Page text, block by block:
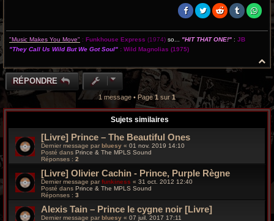
"Music Makes You Move" : Funkhouse Express (1974) so... "HIT THAT ONE!" : JB
"They Call Us Wild But We Got Soul" : Wild Magnolias (1975)
a
u
RÉPONDRE
1 message • Page1 sur 1
Sujets similaires
[Livre] Prince – The Beautiful Ones
Dernier message par bluesy « 01 nov. 2019 14:10
Posté dans Prince & The MPLS Sound
Réponses : 2
[Livre] Olivier Cachin - Prince, Purple Règne
Dernier message parfunkiness « 31 oct. 2012 12:40
Posté dans Prince & The MPLS Sound
Réponses : 3
Alexis Tain – Prince le cygne noir [Livre]
Dernier message par bluesy « 07 juil. 2017 17:11